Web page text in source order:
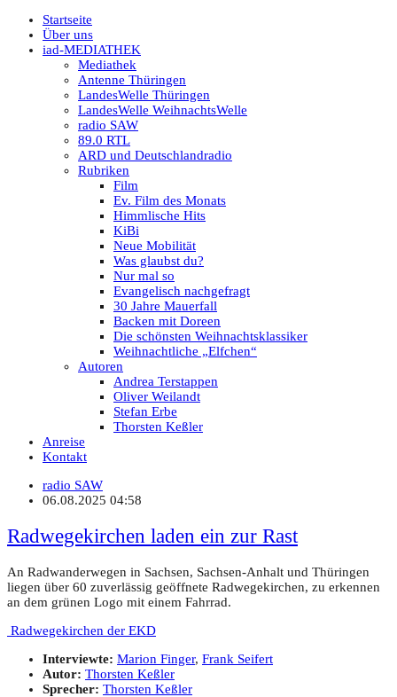
Startseite
Über uns
iad-MEDIATHEK
Mediathek
Antenne Thüringen
LandesWelle Thüringen
LandesWelle WeihnachtsWelle
radio SAW
89.0 RTL
ARD und Deutschlandradio
Rubriken
Film
Ev. Film des Monats
Himmlische Hits
KiBi
Neue Mobilität
Was glaubst du?
Nur mal so
Evangelisch nachgefragt
30 Jahre Mauerfall
Backen mit Doreen
Die schönsten Weihnachtsklassiker
Weihnachtliche „Elfchen“
Autoren
Andrea Terstappen
Oliver Weilandt
Stefan Erbe
Thorsten Keßler
Anreise
Kontakt
radio SAW
06.08.2025 04:58
Radwegekirchen laden ein zur Rast
An Radwanderwegen in Sachsen, Sachsen-Anhalt und Thüringen
liegen über 60 zuverlässig geöffnete Radwegekirchen, zu erkennen
an dem grünen Logo mit einem Fahrrad.
Radwegekirchen der EKD
Interviewte: Marion Finger, Frank Seifert
Autor: Thorsten Keßler
Sprecher: Thorsten Keßler